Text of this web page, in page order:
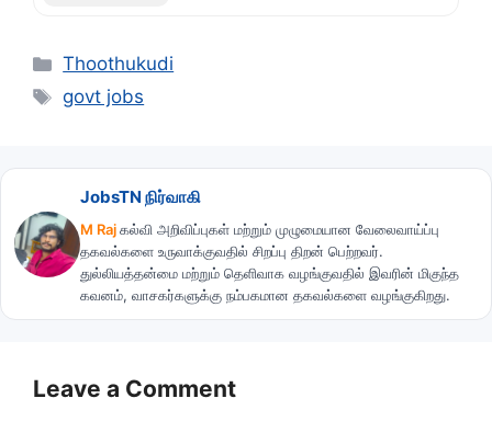
Categories
Thoothukudi
Tags
govt jobs
JobsTN நிர்வாகி
M Rajகல்வி அறிவிப்புகள் மற்றும் முழுமையான வேலைவாய்ப்பு
தகவல்களை உருவாக்குவதில் சிறப்பு திறன் பெற்றவர்.
துல்லியத்தன்மை மற்றும் தெளிவாக வழங்குவதில் இவரின் மிகுந்த
கவனம், வாசகர்களுக்கு நம்பகமான தகவல்களை வழங்குகிறது.
Leave a Comment